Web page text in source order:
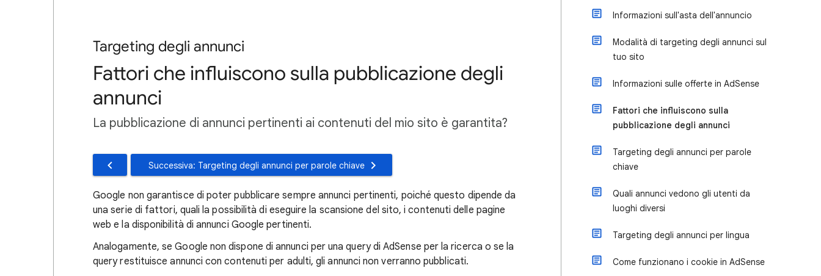
Targeting degli annunci
Fattori che influiscono sulla pubblicazione degli
annunci
La pubblicazione di annunci pertinenti ai contenuti del mio sito è garantita?
Successiva: Targeting degli annunci per parole chiave
Google non garantisce di poter pubblicare sempre annunci pertinenti, poiché questo dipende da
una serie di fattori, quali la possibilità di eseguire la scansione del sito, i contenuti delle pagine
web e la disponibilità di annunci Google pertinenti.
Analogamente, se Google non dispone di annunci per una query di AdSense per la ricerca o se la
query restituisce annunci con contenuti per adulti, gli annunci non verranno pubblicati.
Informazioni sull'asta dell'annuncio
Modalità di targeting degli annunci sul
tuo sito
Informazioni sulle offerte in AdSense
Fattori che influiscono sulla
pubblicazione degli annunci
Targeting degli annunci per parole
chiave
Quali annunci vedono gli utenti da
luoghi diversi
Targeting degli annunci per lingua
Come funzionano i cookie in AdSense